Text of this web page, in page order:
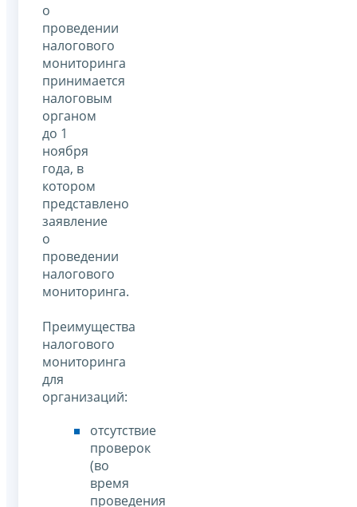
о
проведении
налогового
мониторинга
принимается
налоговым
органом
до 1
ноября
года, в
котором
представлено
заявление
о
проведении
налогового
мониторинга.
Преимущества
налогового
мониторинга
для
организаций:
отсутствие
проверок
(во
время
проведения